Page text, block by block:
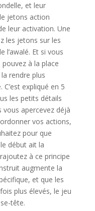
et leur
jetons action
leur activation. Une
les jetons sur les
l’awalé. Et si vous
à la place
rendre plus
expliqué en 5
les petits détails
vous apercevez déjà
vos actions,
pour que
début ait la
à ce principe
augmente la
et que les
plus élevés, le jeu
tête.